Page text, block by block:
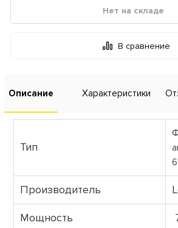
Нет на складе
В сравнение
Описание Характеристики
Тип
Производитель
Мощность